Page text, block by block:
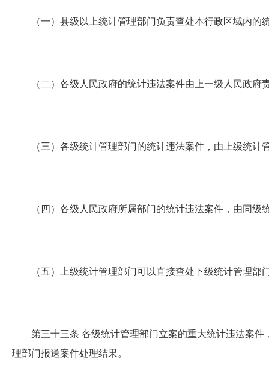
（一）县级以上统计管理部门负责查处本行政区域内的
（二）各级人民政府的统计违法案件由上一级人民政府
（三）各级统计管理部门的统计违法案件，由上级统计
（四）各级人民政府所属部门的统计违法案件，由同级
（五）上级统计管理部门可以直接查处下级统计管理部
第三十三条 各级统计管理部门立案的重大统计违法案
理部门报送案件处理结果。